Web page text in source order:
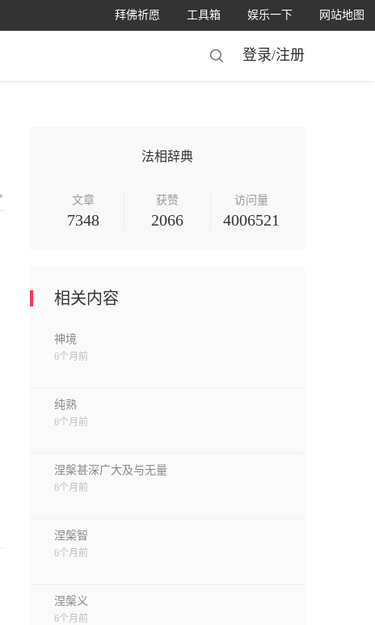
网站地图
娱乐一下
工具箱
拜佛祈愿
登录/注册
法相辞典
文章
7348
获赞
2066
访问量
4006521
相关内容
神境
6个月前
纯熟
6个月前
涅槃甚深广大及与无量
6个月前
涅槃智
6个月前
涅槃义
6个月前